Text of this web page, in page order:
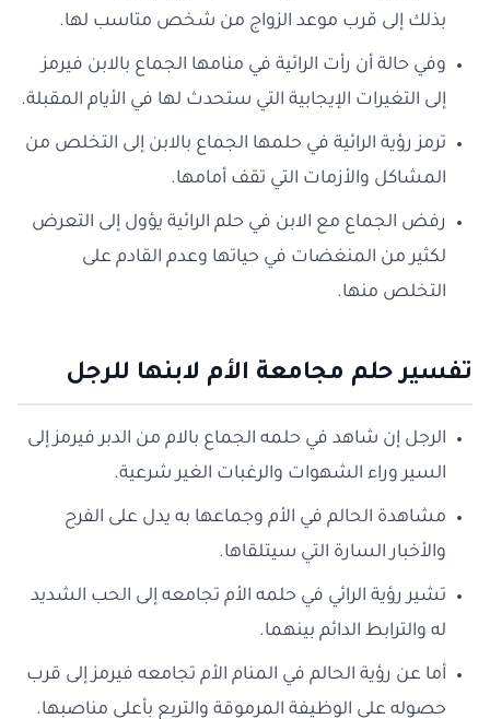
بذلك إلى قرب موعد الزواج من شخص متاسب لها.
وفي حالة أن رأت الرائية في منامها الجماع بالابن فيرمز
إلى التغيرات الإيجابية التي ستحدث لها في الأيام المقبلة.
ترمز رؤية الرائية في حلمها الجماع بالابن إلى التخلص من
المشاكل والأزمات التي تقف أمامها.
رفض الجماع مع الابن في حلم الرائية يؤول إلى التعرض
لكثير من المنغضات في حياتها وعدم القادم على
التخلص منها.
تفسير حلم مجامعة الأم لابنها للرجل
الرجل إن شاهد في حلمه الجماع بالام من الدبر فيرمز إلى
السير وراء الشهوات والرغبات الغير شرعية.
مشاهدة الحالم في الأم وجماعها به يدل على الفرح
والأخبار السارة التي سيتلقاها.
تشير رؤية الرائي في حلمه الأم تجامعه إلى الحب الشديد
له والترابط الدائم بينهما.
أما عن رؤية الحالم في المنام الأم تجامعه فيرمز إلى قرب
حصوله على الوظيفة المرموقة والتربع بأعلى مناصبها.